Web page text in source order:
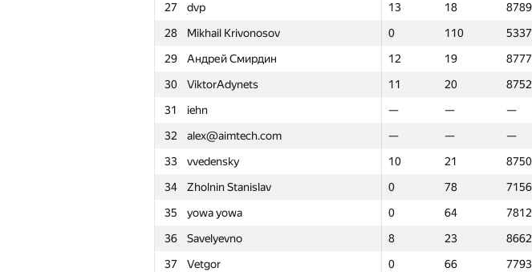
27
dvp 13 18
28
Mikhail Krivonosov 0 110
29
Андрей Смирдин 12 19
30
ViktorAdynets 11 20
31
iehn — — —
32
alex@aimtech.com — — —
33
vvedensky 10 21
34
Zholnin Stanislav 0 78
35
yowa yowa 0 64
36
Savelyevno 8 23
37
Vetgor 0 66
4
zhelubenkovalexandr 45 5
5
lo-r-d4 40 6
6
hakomof 0 57
7
qwerty787788 60 3
8
constkir2016 24 11
9
Nicholas Jimsheleishvili 0 199
10
Андрей Борзяк 32 8
11
vpike 26 10
12
namnefternamn 36 7
13
Рамис Ямилов 29 9
14
YuChen Zhou 9 22